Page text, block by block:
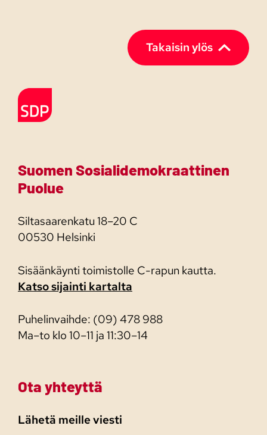
Takaisin ylös
Etusivulle
Suomen Sosialidemokraattinen
Puolue
Siltasaarenkatu 18–20 C
00530 Helsinki
Sisäänkäynti toimistolle C-rapun kautta.
Katso sijainti kartalta
Puhelinvaihde: (09) 478 988
Ma–to klo 10–11 ja 11:30–14
Ota yhteyttä
Lähetä meille viesti